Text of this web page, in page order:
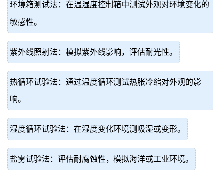
环境箱测试法：在温湿度控制箱中测试外观对环境变化的
敏感性。
紫外线照射法：模拟紫外线影响，评估耐光性。
热循环试验法：通过温度循环测试热胀冷缩对外观的影
响。
湿度循环试验法：在湿度变化环境测吸湿或变形。
盐雾试验法：评估耐腐蚀性，模拟海洋或工业环境。